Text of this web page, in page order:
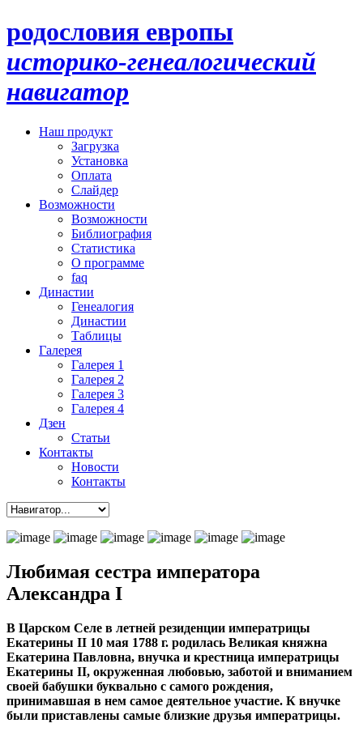
родословия европы
историко-генеалогический
навигатор
Наш продукт
Загрузка
Установка
Оплата
Слайдер
Возможности
Возможности
Библиография
Статистика
О программе
faq
Династии
Генеалогия
Династии
Таблицы
Галерея
Галерея 1
Галерея 2
Галерея 3
Галерея 4
Дзен
Статьи
Контакты
Новости
Контакты
Любимая сестра императора
Александра I
В Царском Селе в летней резиденции императрицы
Екатерины II 10 мая 1788 г. родилась Великая княжна
Екатерина Павловна, внучка и крестница императрицы
Екатерины II, окруженная любовью, заботой и вниманием
своей бабушки буквально с самого рождения,
принимавшая в нем самое деятельное участие. К внучке
были приставлены самые близкие друзья императрицы.